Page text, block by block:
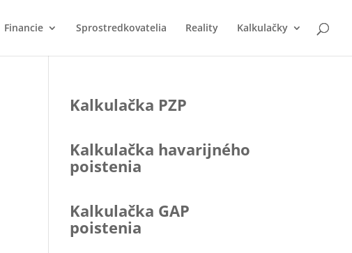
Financie Sprostredkovatelia Reality Kalkulačky
Kalkulačka PZP
Kalkulačka havarijného
poistenia
Kalkulačka GAP
poistenia